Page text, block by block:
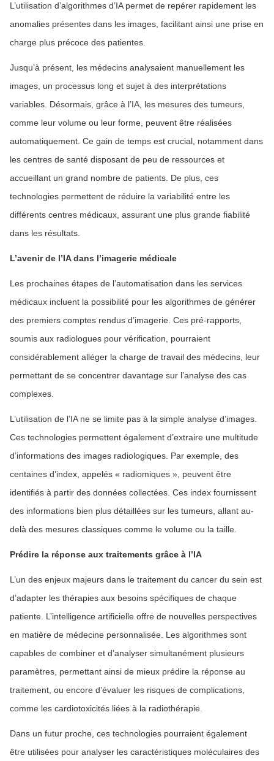
L’utilisation d’algorithmes d’IA permet de repérer rapidement les
anomalies présentes dans les images, facilitant ainsi une prise en
charge plus précoce des patientes.
Jusqu’à présent, les médecins analysaient manuellement les
images, un processus long et sujet à des interprétations
variables. Désormais, grâce à l’IA, les mesures des tumeurs,
comme leur volume ou leur forme, peuvent être réalisées
automatiquement. Ce gain de temps est crucial, notamment dans
les centres de santé disposant de peu de ressources et
accueillant un grand nombre de patients. De plus, ces
technologies permettent de réduire la variabilité entre les
différents centres médicaux, assurant une plus grande fiabilité
dans les résultats.
L’avenir de l’IA dans l’imagerie médicale
Les prochaines étapes de l’automatisation dans les services
médicaux incluent la possibilité pour les algorithmes de générer
des premiers comptes rendus d’imagerie. Ces pré-rapports,
soumis aux radiologues pour vérification, pourraient
considérablement alléger la charge de travail des médecins, leur
permettant de se concentrer davantage sur l’analyse des cas
complexes.
L’utilisation de l’IA ne se limite pas à la simple analyse d’images.
Ces technologies permettent également d’extraire une multitude
d’informations des images radiologiques. Par exemple, des
centaines d’index, appelés « radiomiques », peuvent être
identifiés à partir des données collectées. Ces index fournissent
des informations bien plus détaillées sur les tumeurs, allant au-
delà des mesures classiques comme le volume ou la taille.
Prédire la réponse aux traitements grâce à l’IA
L’un des enjeux majeurs dans le traitement du cancer du sein est
d’adapter les thérapies aux besoins spécifiques de chaque
patiente. L’intelligence artificielle offre de nouvelles perspectives
en matière de médecine personnalisée. Les algorithmes sont
capables de combiner et d’analyser simultanément plusieurs
paramètres, permettant ainsi de mieux prédire la réponse au
traitement, ou encore d’évaluer les risques de complications,
comme les cardiotoxicités liées à la radiothérapie.
Dans un futur proche, ces technologies pourraient également
être utilisées pour analyser les caractéristiques moléculaires des